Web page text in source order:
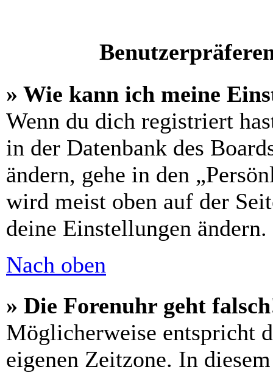
» Wie kann ich meine
Wenn du dich registriert
in der Datenbank des
ändern, gehe in den
wird meist oben auf der
deine Einstellungen ändern.
Nach oben
» Die Forenuhr geht
Möglicherweise entspricht
eigenen Zeitzone. In